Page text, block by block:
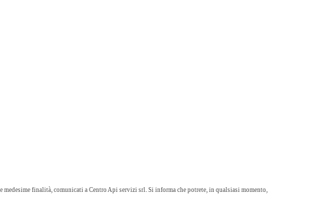
finalità, comunicati a Centro Api servizi srl. Si informa che potrete, in qualsiasi momento,